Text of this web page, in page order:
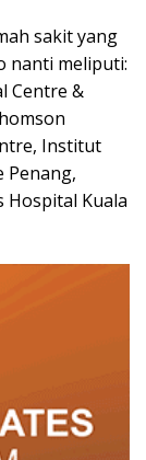
sakit yang
nanti meliputi:
Centre &
Institut
Penang,
Hospital Kuala